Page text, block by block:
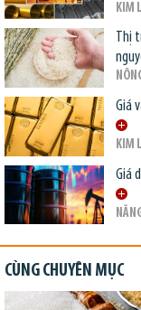
KIM
Thị
Giá
KIM
Giá
CÙNG CHUYÊN MỤC